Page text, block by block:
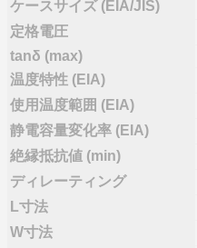
ケースサイズ (EIA/JIS)
定格電圧
tanδ (max)
温度特性 (EIA)
使用温度範囲 (EIA)
静電容量変化率 (EIA)
絶縁抵抗値 (min)
ディレーティング
L寸法
W寸法